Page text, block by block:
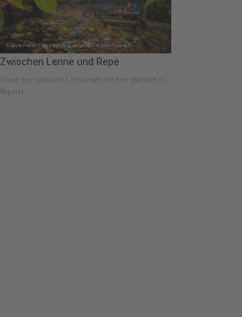
Zwischen Lenne und Repe
Diese Tour verbindet Lennestadt mit dem idyllischen
Repetal.